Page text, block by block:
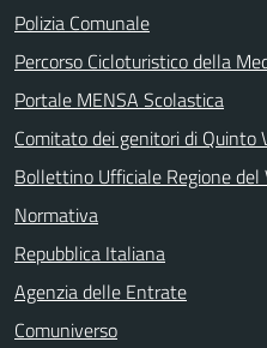
Polizia Comunale
Percorso Cicloturistico della
Portale MENSA Scolastica
Comitato dei genitori di Quinto
Bollettino Ufficiale Regione del
Normativa
Repubblica Italiana
Agenzia delle Entrate
Comuniverso